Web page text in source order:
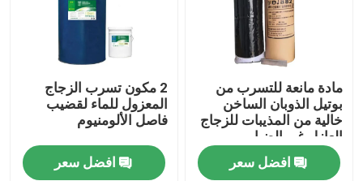
مادة مانعة للتسرب من
بوتيل الذوبان الساخن
خالية من المذيبات للزجاج
العازل غير الضبابي
افضل سعر
2 مكون تسرب الزجاج
المعزول للماء لقضيب
فاصل الألومنيوم
افضل سعر